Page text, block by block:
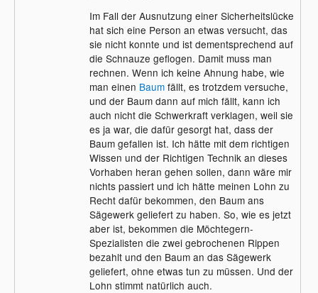
Im Fall der Ausnutzung einer Sicherheitslücke
hat sich eine Person an etwas versucht, das
sie nicht konnte und ist dementsprechend auf
die Schnauze geflogen. Damit muss man
rechnen. Wenn ich keine Ahnung habe, wie
man einen Baumfällt, es trotzdem versuche,
und der Baum dann auf mich fällt, kann ich
auch nicht die Schwerkraft verklagen, weil sie
es ja war, die dafür gesorgt hat, dass der
Baum gefallen ist. Ich hätte mit dem richtigen
Wissen und der Richtigen Technik an dieses
Vorhaben heran gehen sollen, dann wäre mir
nichts passiert und ich hätte meinen Lohn zu
Recht dafür bekommen, den Baum ans
Sägewerk geliefert zu haben. So, wie es jetzt
aber ist, bekommen die Möchtegern-
Spezialisten die zwei gebrochenen Rippen
bezahlt und den Baum an das Sägewerk
geliefert, ohne etwas tun zu müssen. Und der
Lohn stimmt natürlich auch.